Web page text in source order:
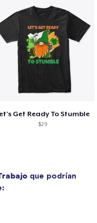
Get Ready To Stumble
$29
que podrían